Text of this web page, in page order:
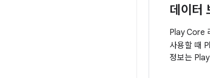
데이터
Play Core
사용할 때
정보는